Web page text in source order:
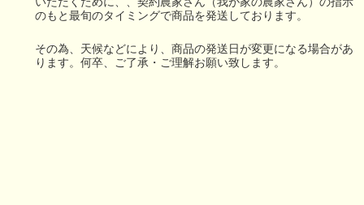
のもと最旬のタイミングで商品を発送しております。
その為、天候などにより、商品の発送日が変更になる場合があ
ります。何卒、ご了承・ご理解お願い致します。